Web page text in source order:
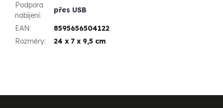
Podpora
nabíjení:
přes USB
EAN:
8595656504122
Rozměry: 24 x 7 x 9,5 cm